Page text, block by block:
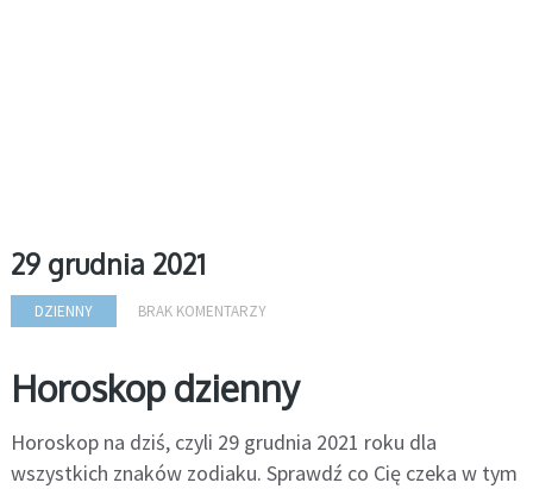
29 grudnia 2021
DZIENNY BRAK KOMENTARZY
Horoskop dzienny
Horoskop na dziś, czyli 29 grudnia 2021 roku dla
wszystkich znaków zodiaku. Sprawdź co Cię czeka w tym